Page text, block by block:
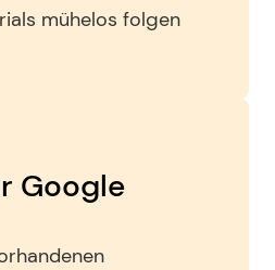
mühelos folgen
Google